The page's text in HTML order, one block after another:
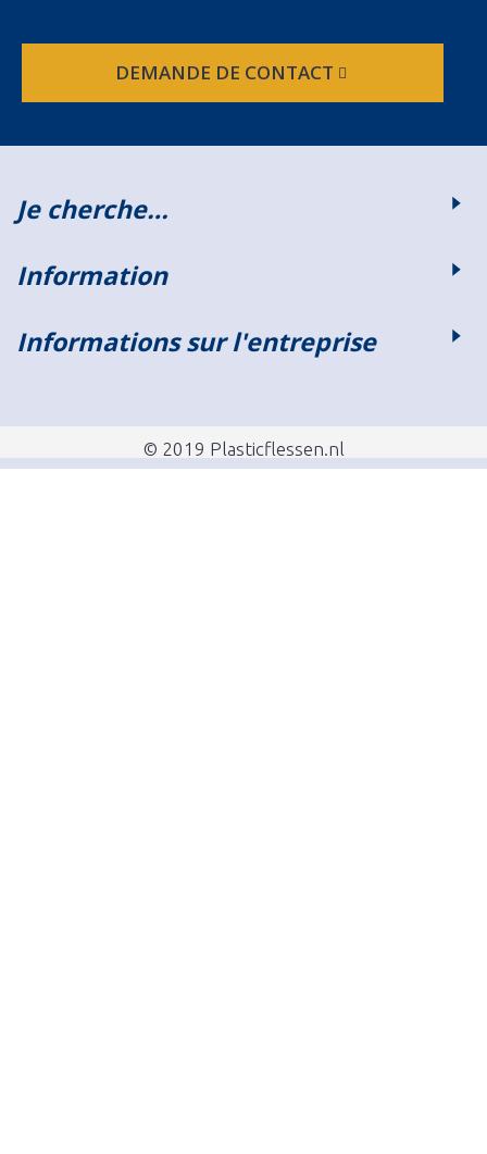
DEMANDE DE CONTACT
Je cherche…
Information
Informations sur l'entreprise
© 2019 Plasticflessen.nl